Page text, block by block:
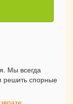
Мы всегда
решить спорные